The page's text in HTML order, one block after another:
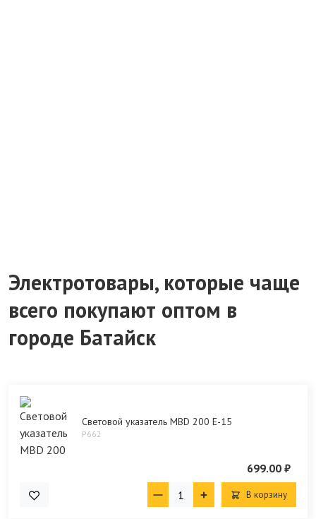
Электротовары, которые чаще
всего покупают оптом в
городе Батайск
Световой указатель MBD 200 E-15
P662
699.00 ₽
В корзину